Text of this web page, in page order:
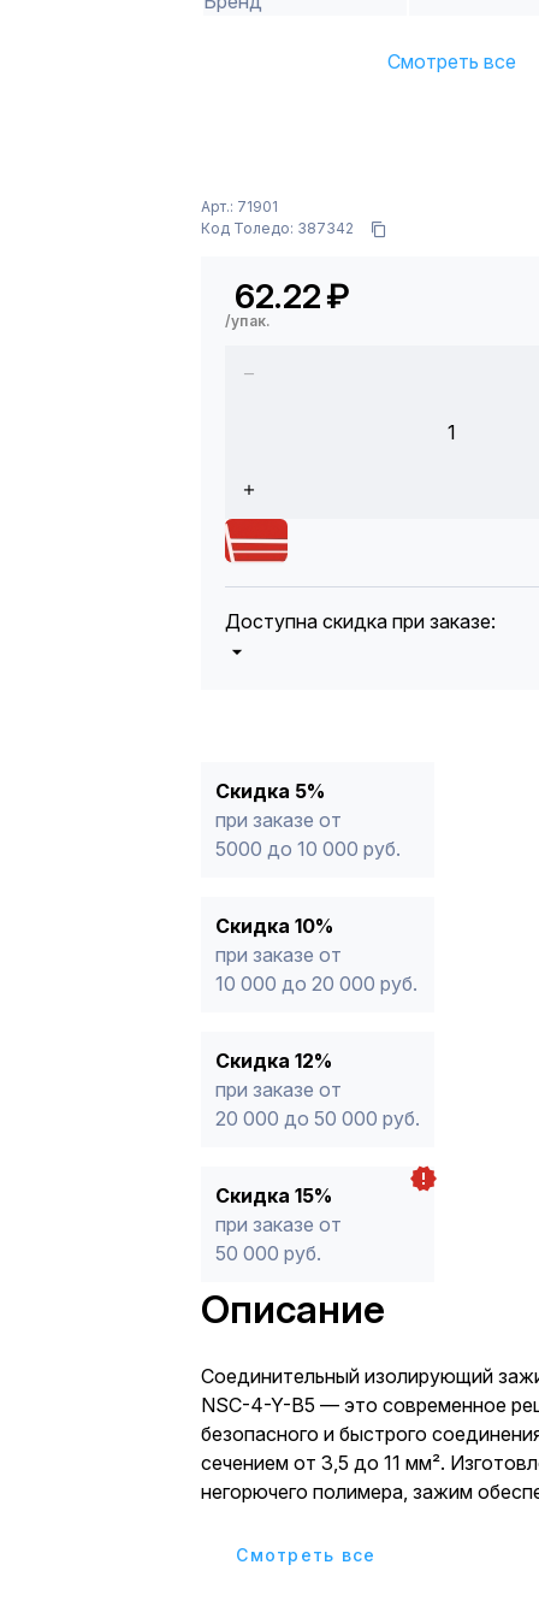
Смотреть все
Арт.: 71901
Код Толедо: 387342
62.22₽
/упак.
1
Доступна скидка при заказе:
* -Для заказов, состоящих
продукции, максимальная скидка
Скидка 5%
при заказе от
5000 до 10 000 руб.
Скидка 10%
при заказе от
10 000 до 20 000 руб.
Скидка 12%
при заказе от
20 000 до 50 000 руб.
Скидка 15%
при заказе от
50 000 руб.
Описание
Соединительный изолирующий
NSC-4-Y-B5 — это современное
безопасного и быстрого
сечением от 3,5 до 11 мм².
негорючего полимера, зажим
скруток, предотвращая риск
Cмотреть все